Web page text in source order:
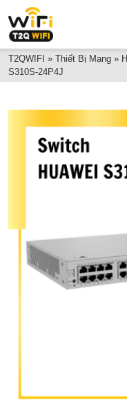
T2QWIFI » Thiết Bị Mạng »
S310S-24P4J